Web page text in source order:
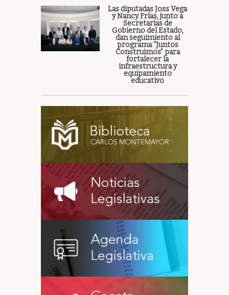
Las diputadas Joss Vega
y Nancy Frías, junto a
Secretarías de
Gobierno del Estado,
dan seguimiento al
programa “Juntos
Construimos” para
fortalecer la
infraestructura y
equipamiento
educativo